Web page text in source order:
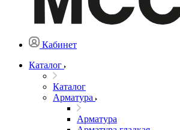
Кабинет
Каталог
Каталог
Арматура
Арматура